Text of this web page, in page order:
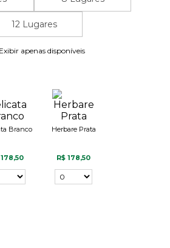
12 Lugares
Exibir apenas disponíveis
Branco
178,50
Herbare Prata
R$ 178,50